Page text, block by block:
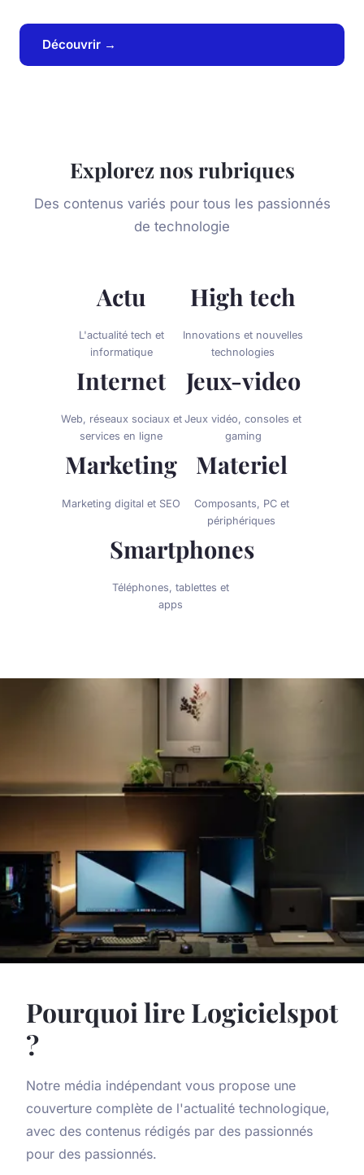
Découvrir →
Explorez nos rubriques
Des contenus variés pour tous les passionnés
de technologie
Actu
L'actualité tech et
informatique
High tech
Innovations et nouvelles
technologies
Internet
Web, réseaux sociaux et
services en ligne
Jeux-video
Jeux vidéo, consoles et
gaming
Marketing
Marketing digital et SEO
Materiel
Composants, PC et
périphériques
Smartphones
Téléphones, tablettes et
apps
Pourquoi lire Logicielspot
?
Notre média indépendant vous propose une
couverture complète de l'actualité technologique,
avec des contenus rédigés par des passionnés
pour des passionnés.